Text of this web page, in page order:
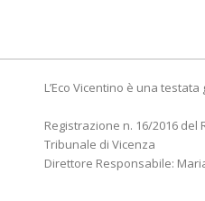
L’Eco Vicentino è una
Registrazione n. 16/2016 del
Tribunale di Vicenza
Direttore Responsabile: